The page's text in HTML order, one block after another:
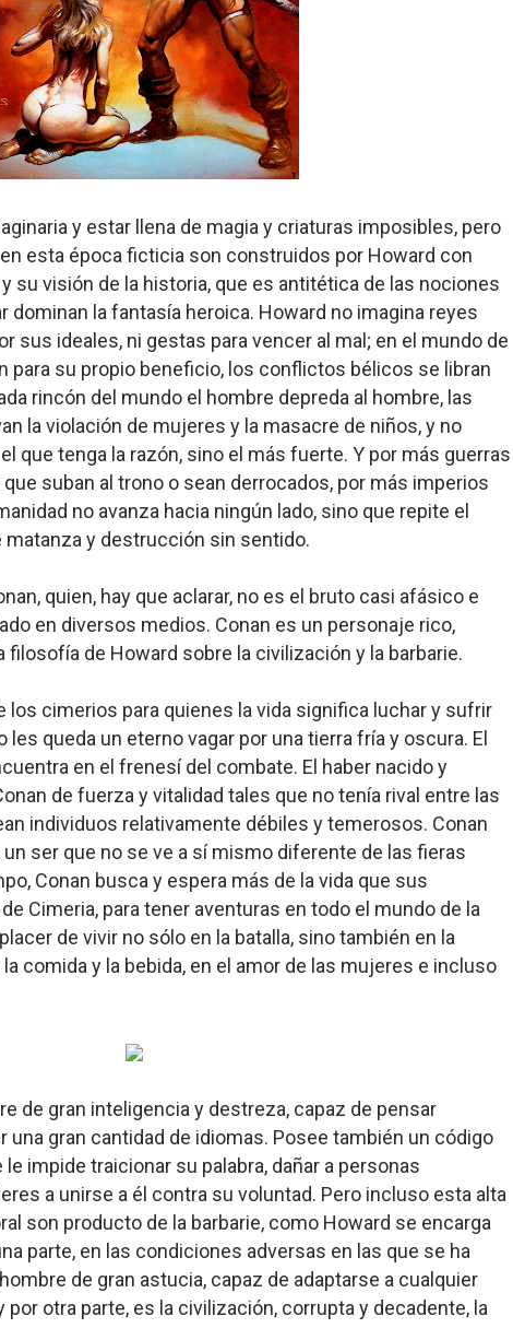
y estar llena de magia y criaturas imposibles, pero
esta época ficticia son construidos por Howard con
su visión de la historia, que es antitética de las nociones
dominan la fantasía heroica. Howard no imagina reyes
sus ideales, ni gestas para vencer al mal; en el mundo de
para su propio beneficio, los conflictos bélicos se libran
rincón del mundo el hombre depreda al hombre, las
la violación de mujeres y la masacre de niños, y no
que tenga la razón, sino el más fuerte. Y por más guerras
suban al trono o sean derrocados, por más imperios
no avanza hacia ningún lado, sino que repite el
y destrucción sin sentido.
quien, hay que aclarar, no es el bruto casi afásico e
en diversos medios. Conan es un personaje rico,
de Howard sobre la civilización y la barbarie.
los cimerios para quienes la vida significa luchar y sufrir
les queda un eterno vagar por una tierra fría y oscura. El
en el frenesí del combate. El haber nacido y
de fuerza y vitalidad tales que no tenía rival entre las
individuos relativamente débiles y temerosos. Conan
ser que no se ve a sí mismo diferente de las fieras
Conan busca y espera más de la vida que sus
Cimeria, para tener aventuras en todo el mundo de la
de vivir no sólo en la batalla, sino también en la
comida y la bebida, en el amor de las mujeres e incluso
de gran inteligencia y destreza, capaz de pensar
gran cantidad de idiomas. Posee también un código
impide traicionar su palabra, dañar a personas
a unirse a él contra su voluntad. Pero incluso esta alta
son producto de la barbarie, como Howard se encarga
parte, en las condiciones adversas en las que se ha
de gran astucia, capaz de adaptarse a cualquier
otra parte, es la civilización, corrupta y decadente, la